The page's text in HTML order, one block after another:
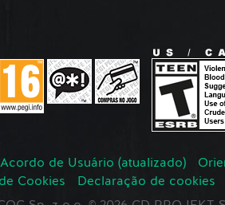
Acordo de Usuário (atualizado)
Cookies
Declaração de cookies